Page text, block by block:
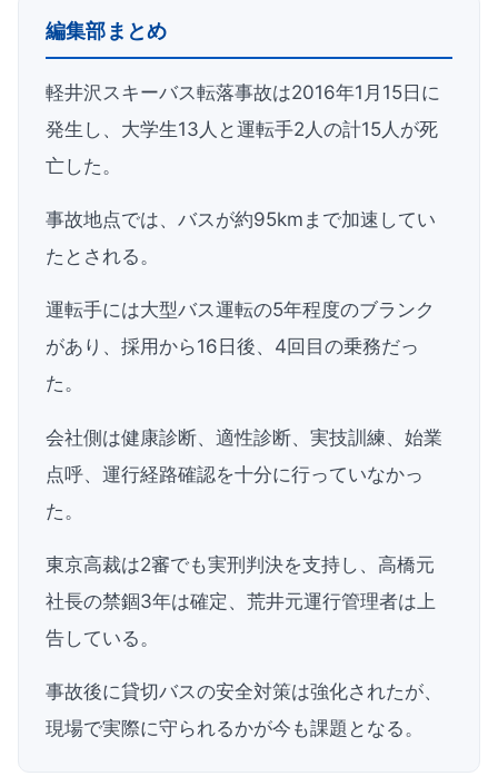
編集部まとめ
軽井沢スキーバス転落事故は2016年1月15日に
発生し、大学生13人と運転手2人の計15人が死
亡した。
事故地点では、バスが約95kmまで加速してい
たとされる。
運転手には大型バス運転の5年程度のブランク
があり、採用から16日後、4回目の乗務だっ
た。
会社側は健康診断、適性診断、実技訓練、始業
点呼、運行経路確認を十分に行っていなかっ
た。
東京高裁は2審でも実刑判決を支持し、高橋元
社長の禁錮3年は確定、荒井元運行管理者は上
告している。
事故後に貸切バスの安全対策は強化されたが、
現場で実際に守られるかが今も課題となる。